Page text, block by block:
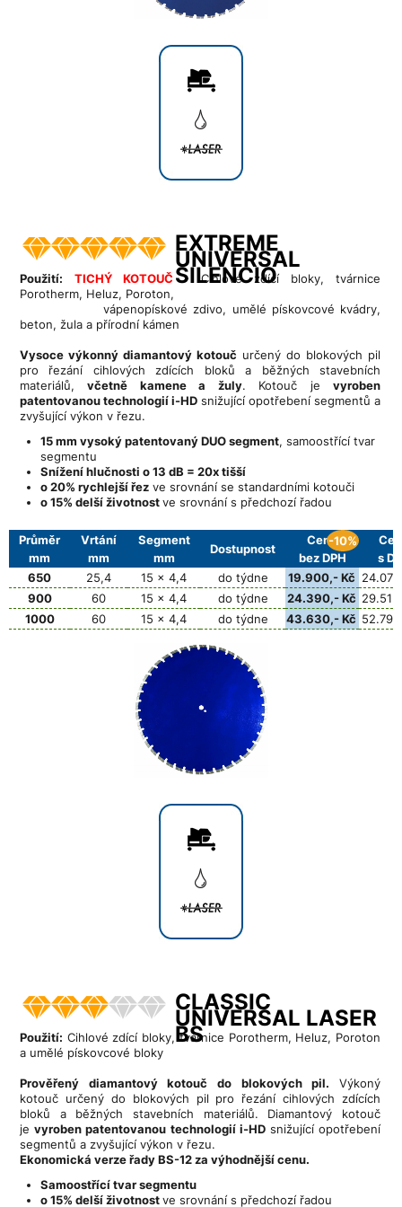
EXTREME
UNIVERSAL
SILENCIO
Použití: TICHÝ KOTOUČ
- Cihlové zdící bloky, tvárnice
Porotherm, Heluz, Poroton,
vápenopískové zdivo, umělé pískovcové kvádry,
beton, žula a přírodní kámen
Vysoce výkonný diamantový kotouč určený do blokových pil
pro řezání cihlových zdících bloků a běžných stavebních
materiálů,včetně kamene a žuly. Kotouč jevyroben
patentovanou technologií i-HD snižující opotřebení segmentů a
zvyšující výkon v řezu.
15 mm vysoký patentovaný DUO segment, samoostřící tvar
segmentu
Snížení hlučnosti o 13 dB = 20x tišší
o 20% rychlejší řez ve srovnání se standardními kotouči
o 15% delší životnostve srovnání s předchozí řadou
Průměr
mm
Vrtání
mm
Segment
mm
Dostupnost
Cena
bez DPH
-10%
s
650
25,4 15 x 4,4 do týdne 19.900,- Kč
900
60 15 x 4,4 do týdne 24.390,- Kč
1000
60 15 x 4,4 do týdne 43.630,- Kč
CLASSIC
UNIVERSAL LASER
BS
Použití: Cihlové zdící bloky, tvárnice Porotherm, Heluz, Poroton
a umělé pískovcové bloky
Prověřený diamantový kotouč do blokových pil. Výkoný
kotouč určený do blokových pil pro řezání cihlových zdících
bloků a běžných stavebních materiálů. Diamantový kotouč
jevyroben patentovanou technologií i-HDsnižující opotřebení
segmentů a zvyšující výkon v řezu.
Ekonomická verze řady BS-12 za výhodnější cenu.
Samoostřící tvar segmentu
o 15% delší životnostve srovnání s předchozí řadou